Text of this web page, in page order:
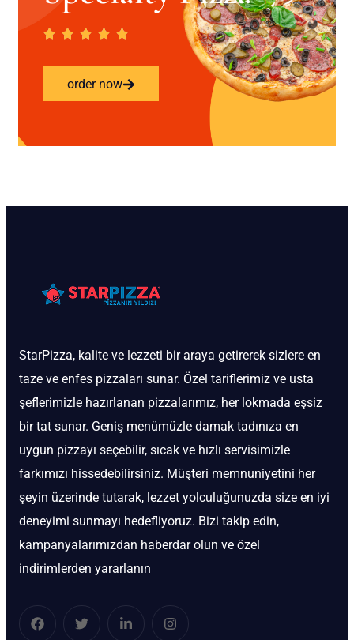
order now
StarPizza, kalite ve lezzeti bir araya getirerek sizlere en
taze ve enfes pizzaları sunar. Özel tariflerimiz ve usta
şeflerimizle hazırlanan pizzalarımız, her lokmada eşsiz
bir tat sunar. Geniş menümüzle damak tadınıza en
uygun pizzayı seçebilir, sıcak ve hızlı servisimizle
farkımızı hissedebilirsiniz. Müşteri memnuniyetini her
şeyin üzerinde tutarak, lezzet yolculuğunuzda size en iyi
deneyimi sunmayı hedefliyoruz. Bizi takip edin,
kampanyalarımızdan haberdar olun ve özel
indirimlerden yararlanın